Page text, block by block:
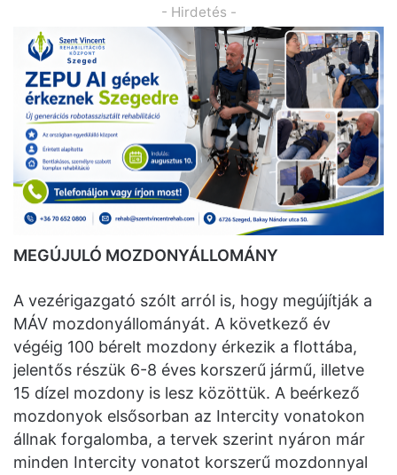
- Hirdetés -
MEGÚJULÓ MOZDONYÁLLOMÁNY
A vezérigazgató szólt arról is, hogy megújítják a
MÁV mozdonyállományát. A következő év
végéig 100 bérelt mozdony érkezik a flottába,
jelentős részük 6-8 éves korszerű jármű, illetve
15 dízel mozdony is lesz közöttük. A beérkező
mozdonyok elsősorban az Intercity vonatokon
állnak forgalomba, a tervek szerint nyáron már
minden Intercity vonatot korszerű mozdonnyal